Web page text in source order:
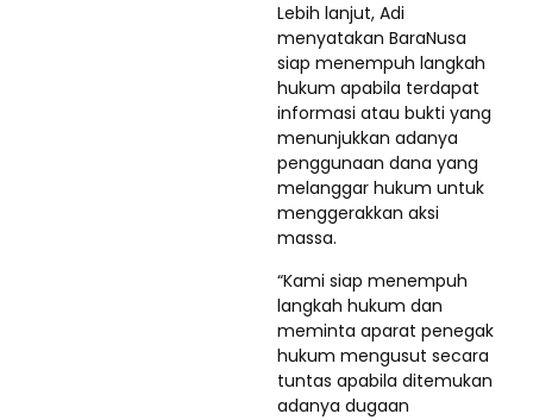
Lebih lanjut, Adi
menyatakan BaraNusa
siap menempuh langkah
hukum apabila terdapat
informasi atau bukti yang
menunjukkan adanya
penggunaan dana yang
melanggar hukum untuk
menggerakkan aksi
massa.
“Kami siap menempuh
langkah hukum dan
meminta aparat penegak
hukum mengusut secara
tuntas apabila ditemukan
adanya dugaan